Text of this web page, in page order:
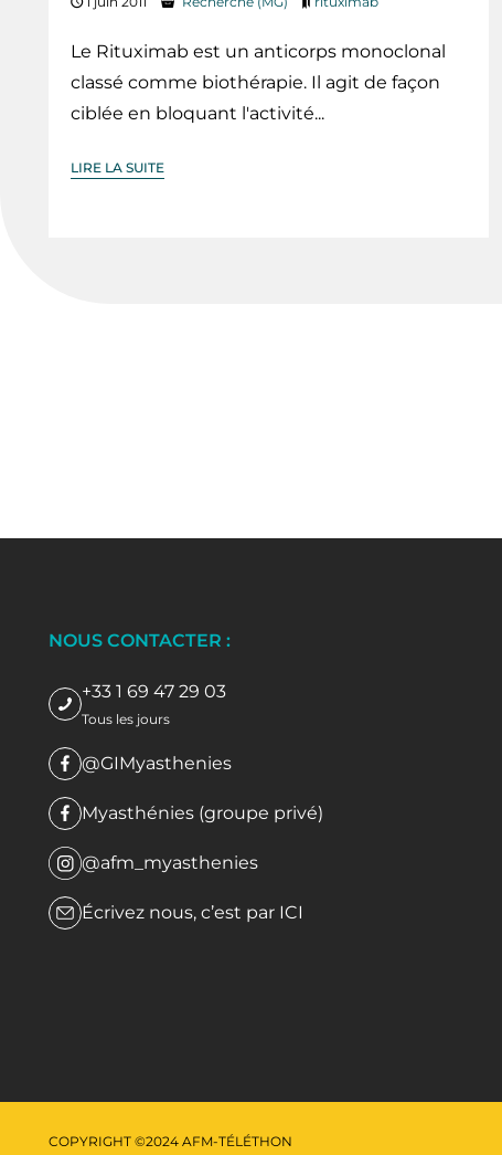
Le Rituximab est un anticorps monoclonal
classé comme biothérapie. Il agit de façon
ciblée en bloquant l'activité...
LIRE LA SUITE
NOUS CONTACTER :
+33 1 69 47 29 03
Tous les jours
@GIMyasthenies
Myasthénies (groupe privé)
@afm_myasthenies
Écrivez nous, c’est par ICI
COPYRIGHT ©2024 AFM-TÉLÉTHON